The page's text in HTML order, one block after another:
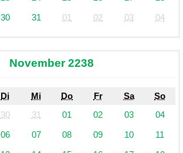
30 31 01 02 03 04
November 2238
Di Mi Do Fr Sa
So
30 31 01 02 03
04
06 07 08 09 10
11